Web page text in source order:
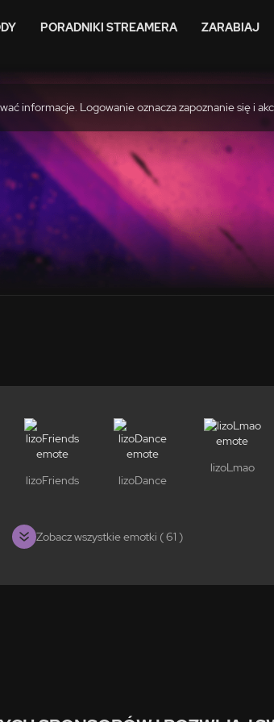
PORADNIKI STREAMERA ZARABIAJ
informacje. Logowanie oznacza zapoznanie się i
lizoFriends lizoDance
lizoLmao
Zobacz wszystkie emotki ( 61 )